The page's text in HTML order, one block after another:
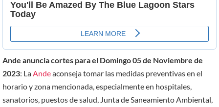
Ande anuncia cortes para el Domingo 05 de Noviembre de
2023: La Andeaconseja tomar las medidas preventivas en el
horario y zona mencionada, especialmente en hospitales,
sanatorios, puestos de salud, Junta de Saneamiento Ambiental,